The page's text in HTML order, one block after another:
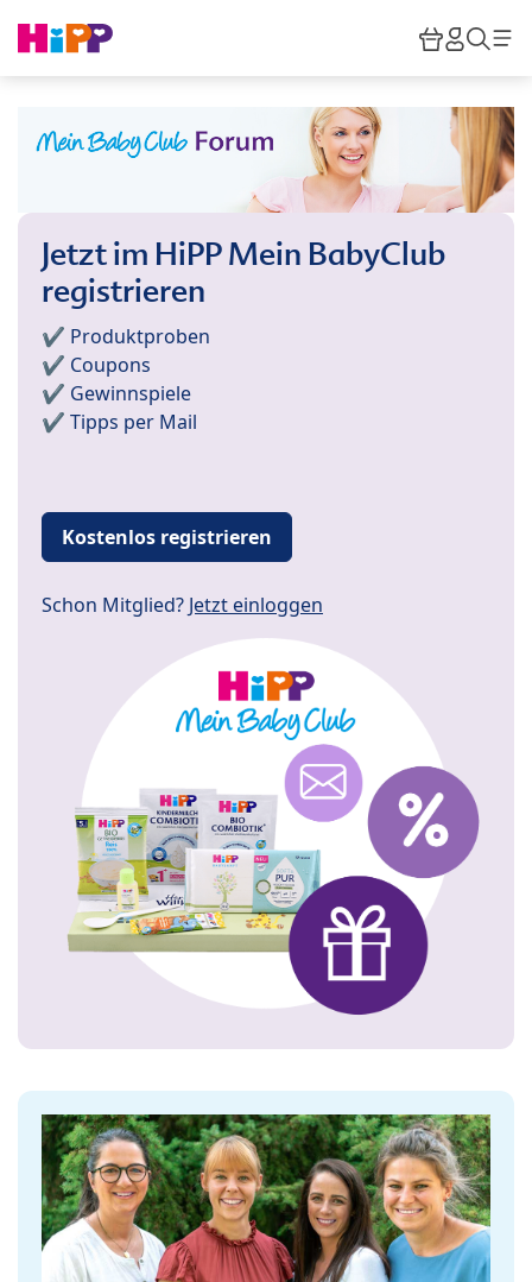
HiPP
Jetzt im HiPP Mein BabyClub
registrieren
✔️ Produktproben
✔️ Coupons
✔️ Gewinnspiele
✔️ Tipps per Mail
Kostenlos registrieren
Schon Mitglied? Jetzt einloggen